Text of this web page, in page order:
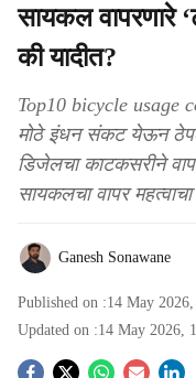
सायकल वापरणारे
की यादीत?
Top10 bicycle usage
मोठे इंधन संकट येऊन
डिजेलचा काटकसरीने
सायकलचा वापर महत्वाचा
Ganesh Sonawane
Published on :14 May
Updated on :14 May 2026,